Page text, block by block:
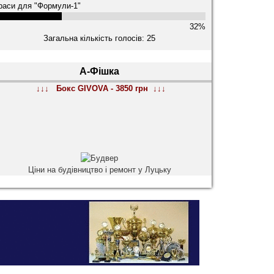
для "Формули-1"
32%
Загальна кількість голосів: 25
А-Фішка
↓↓↓ Бокс GIVOVA - 3850 грн ↓↓↓
Ціни на будівництво і ремонт у Луцьку